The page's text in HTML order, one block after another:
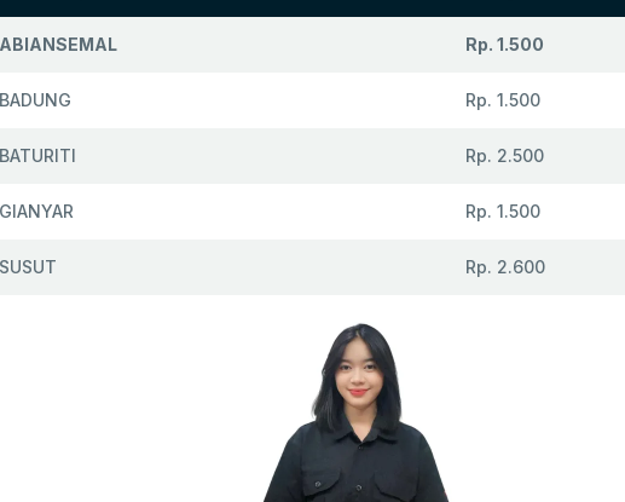
ABIANSEMAL Rp. 1.500
BADUNG Rp. 1.500
BATURITI Rp. 2.500
GIANYAR Rp. 1.500
SUSUT Rp. 2.600